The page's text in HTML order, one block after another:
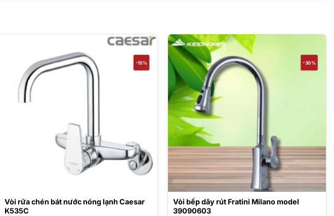
-15%
Vòi rửa chén bát nước nóng lạnh Caesar
K535C
-30%
Vòi bếp dây rút Fratini Milano model
39090603